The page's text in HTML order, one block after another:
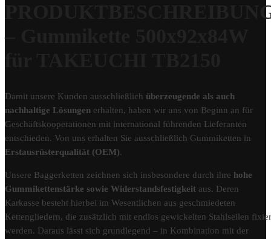
Damit unsere Kunden ausschließlich überzeugende als auch
nachhaltige Lösungen erhalten, haben wir uns von Beginn an für
Geschäftskooperationen mit international führenden Lieferanten
entschieden. Von uns erhalten Sie ausschließlich Gummiketten in
Erstausrüsterqualität (OEM).
Unsere Baggerketten zeichnen sich insbesondere durch ihre hohe
Gummikettenstärke sowie Widerstandsfestigkeit aus. Deren
Karkasse besteht hierbei im Wesentlichen aus geschmiedeten
Kettengliedern, die zusätzlich mit endlos gewickelten Stahlseilen
werden. Daraus lässt sich grundlegend – in Kombination mit der